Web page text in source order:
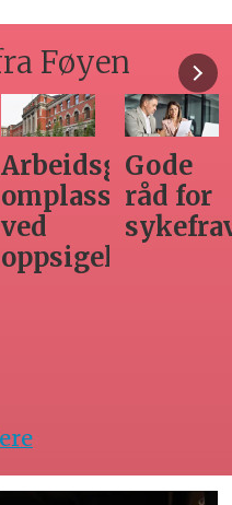
Føyen
Seminar
om
varsling
Hvilken
adgang
har